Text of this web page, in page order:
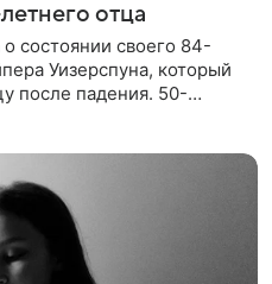
отца
о состоянии своего 84-
Уизерспуна, который
после падения. 50-